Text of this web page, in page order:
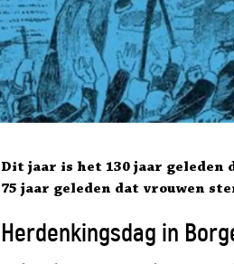
Dit jaar is het 130 jaar geleden
75 jaar geleden dat vrouwen
Herdenkingsdag in